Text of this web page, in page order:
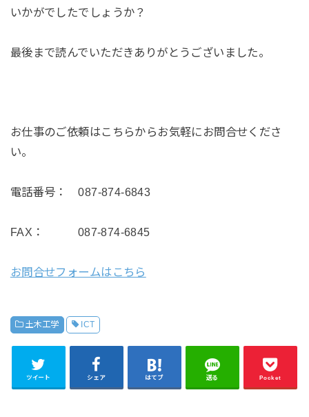
いかがでしたでしょうか？
最後まで読んでいただきありがとうございました。
お仕事のご依頼はこちらからお気軽にお問合せくださ
い。
電話番号： 087-874-6843
FAX： 087-874-6845
お問合せフォームはこちら
土木工学 ICT
ツイート シェア はてブ 送る Pocket